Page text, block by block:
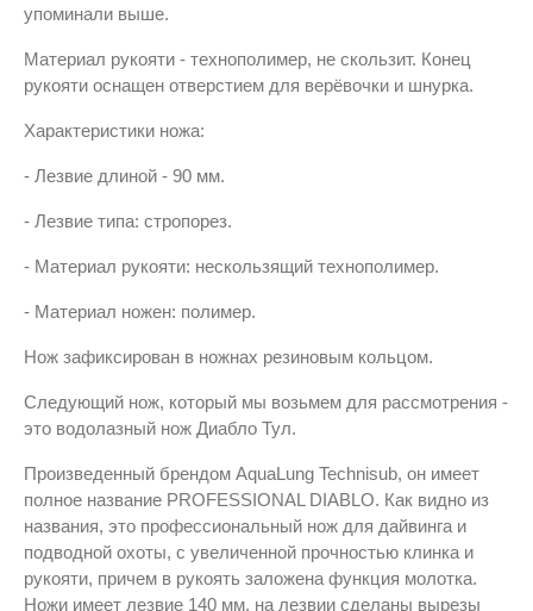
упоминали выше.
Материал рукояти - технополимер, не скользит. Конец
рукояти оснащен отверстием для верёвочки и шнурка.
Характеристики ножа:
- Лезвие длиной - 90 мм.
- Лезвие типа: стропорез.
- Материал рукояти: нескользящий технополимер.
- Материал ножен: полимер.
Нож зафиксирован в ножнах резиновым кольцом.
Следующий нож, который мы возьмем для рассмотрения -
это водолазный нож Диабло Тул.
Произведенный брендом AquaLung Technisub, он имеет
полное название PROFESSIONAL DIABLO. Как видно из
названия, это профессиональный нож для дайвинга и
подводной охоты, с увеличенной прочностью клинка и
рукояти, причем в рукоять заложена функция молотка.
Ножи имеет лезвие 140 мм, на лезвии сделаны вырезы